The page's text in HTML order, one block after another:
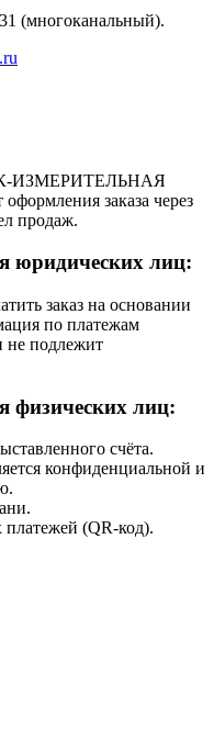
(многоканальный).
ИЗМЕРИТЕЛЬНАЯ
заказа через
продаж.
юридических лиц:
заказ на основании
по платежам
не подлежит
физических лиц:
счёта.
конфиденциальной и
(QR-код).